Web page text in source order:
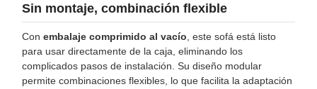
Sin montaje, combinación flexible
Con embalaje comprimido al vacío , este sofá está listo
para usar directamente de la caja, eliminando los
complicados pasos de instalación. Su diseño modular
permite combinaciones flexibles, lo que facilita la adaptación